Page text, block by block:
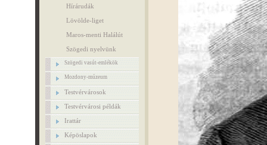
Hírárudák
Lövölde-liget
Maros-menti Halálút
Szögedi nyelvünk
Szögedi vasút-emlékök
Mozdony-múzeum
Testvérvárosok
Testvérvárosi példák
Irattár
Képöslapok